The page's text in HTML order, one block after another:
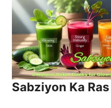
Sabziyon Ka Ras